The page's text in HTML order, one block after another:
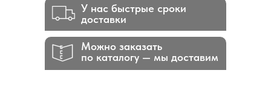
Можно заказать
по каталогу — мы доставим
У нас быстрые сроки
доставки